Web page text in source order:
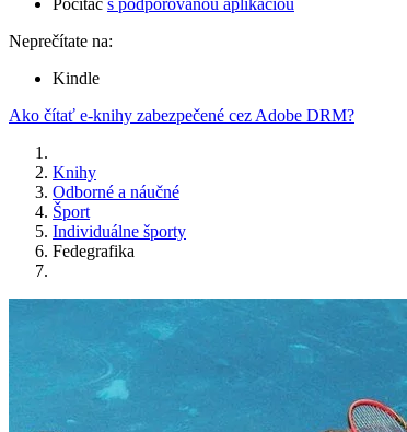
Počítač s podporovanou aplikáciou
Neprečítate na:
Kindle
Ako čítať e-knihy zabezpečené cez Adobe DRM?
Knihy
Odborné a náučné
Šport
Individuálne športy
Fedegrafika